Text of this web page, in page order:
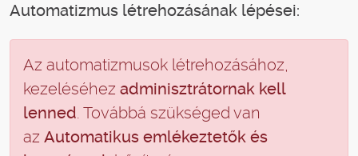
Automatizmus létrehozásának lépései:
Az automatizmusok létrehozásához,
kezeléséhez adminisztrátornak kell
lenned. Továbbá szükséged van
az Automatikus emlékeztetők és